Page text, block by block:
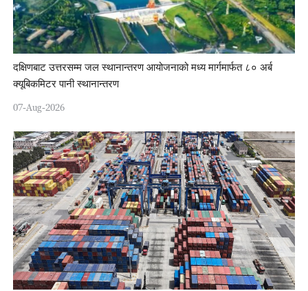
दक्षिणबाट उत्तरसम्म जल स्थानान्तरण आयोजनाको मध्य मार्गमार्फत ८० अर्ब
क्यूबिकमिटर पानी स्थानान्तरण
07-Aug-2026